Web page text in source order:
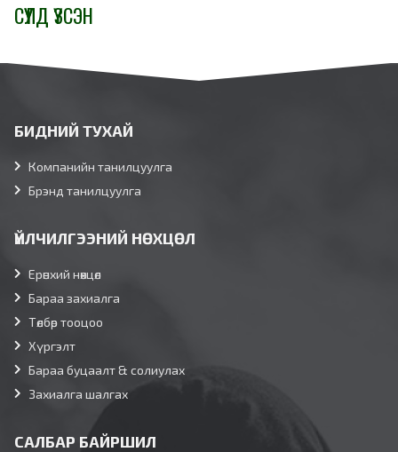
СҮҮЛД ҮЗСЭН
БИДНИЙ ТУХАЙ
Компанийн танилцуулга
Брэнд танилцуулга
ҮЙЛЧИЛГЭЭНИЙ НӨХЦӨЛ
Ерөнхий нөхцөл
Бараа захиалга
Төлбөр тооцоо
Хүргэлт
Бараа буцаалт & солиулах
Захиалга шалгах
САЛБАР БАЙРШИЛ